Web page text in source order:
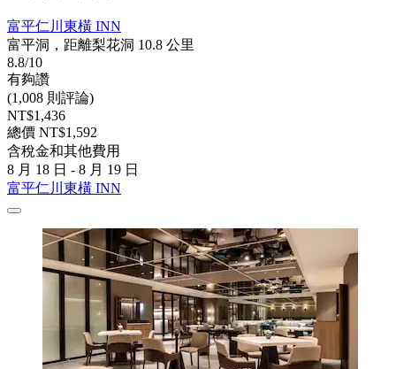
富平仁川東橫 INN
富平洞，距離梨花洞 10.8 公里
8.8/10
有夠讚
(1,008 則評論)
NT$1,436
總價 NT$1,592
含稅金和其他費用
8 月 18 日 - 8 月 19 日
富平仁川東橫 INN